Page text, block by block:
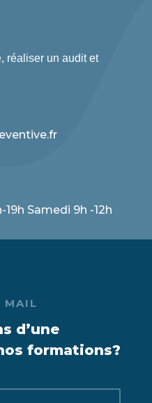
réaliser un audit et
Samedi 9h -12h
MAIL
d’une
formations?